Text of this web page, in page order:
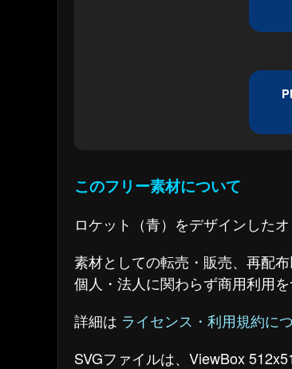
このフリー素材について
ロケット（青）をデザインした
素材としての転売・販売、再配
個人・法人に関わらず商用利用
詳細は ライセンス・利用規約に
SVGファイルは、ViewBox